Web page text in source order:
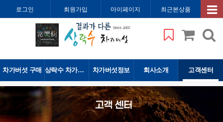
로그인 회원가입 마이페이지 최근본상품
차가버섯 구매 상락수 차가버섯 차가버섯정보 회사소개 고객센터